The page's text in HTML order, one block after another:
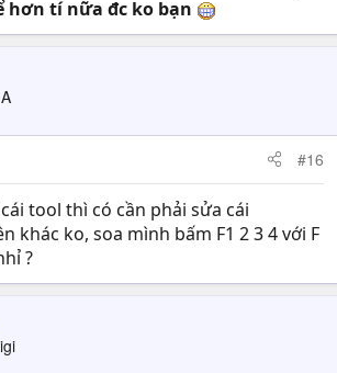
hơn tí nữa đc ko bạn
#16
tool thì có cần phải sửa cái
khác ko, soa mình bấm F1 2 3 4 với F
?